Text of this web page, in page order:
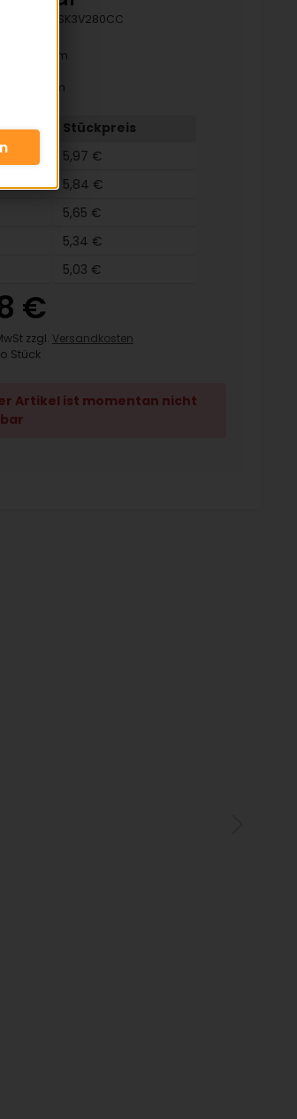
KSK3V280CC
669 mm
711 mm
Stückpreis
5,97 €
5,84 €
5,65 €
5,34 €
5,03 €
€
zzgl. Versandkosten
Stück
Artikel ist momentan nicht